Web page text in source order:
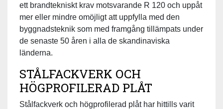
ett brandtekniskt krav motsvarande R 120 och uppåt
mer eller mindre omöjligt att uppfylla med den
byggnadsteknik som med framgång tillämpats under
de senaste 50 åren i alla de skandinaviska
länderna.
STÅLFACKVERK OCH
HÖGPROFILERAD PLÅT
Stålfackverk och högprofilerad plåt har hittills varit